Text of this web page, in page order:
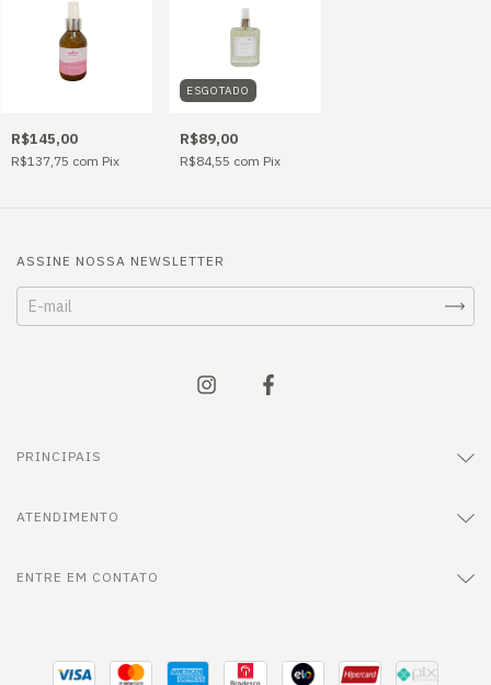
R$145,00
R$137,75 com Pix
ESGOTADO
R$89,00
R$84,55 com Pix
ASSINE NOSSA NEWSLETTER
PRINCIPAIS
ATENDIMENTO
ENTRE EM CONTATO